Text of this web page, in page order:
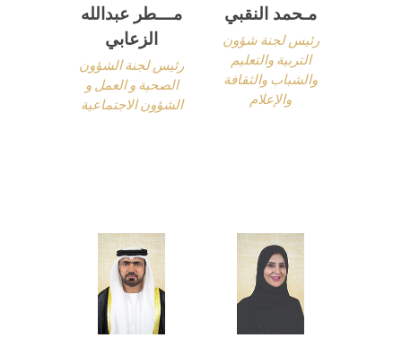
مـحمد النقبي
رئيس لجنة شؤون
التربية والتعليم
والشباب والثقافة
والإعلام
مـــطر عبدالله
الزعابي
رئيس لجنة الشؤون
الصحية و العمل و
الشؤون الاجتماعية